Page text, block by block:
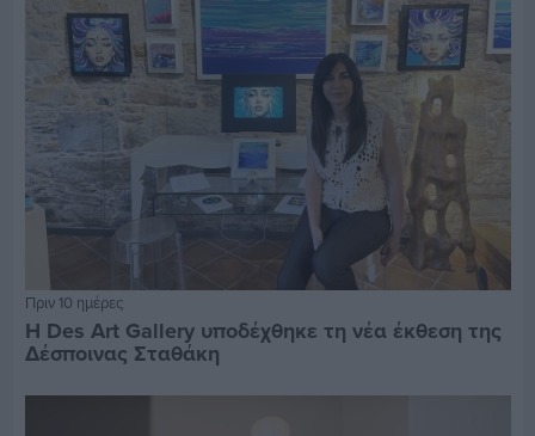
Πριν 10 ημέρες
Η Des Art Gallery υποδέχθηκε τη νέα έκθεση της
Δέσποινας Σταθάκη